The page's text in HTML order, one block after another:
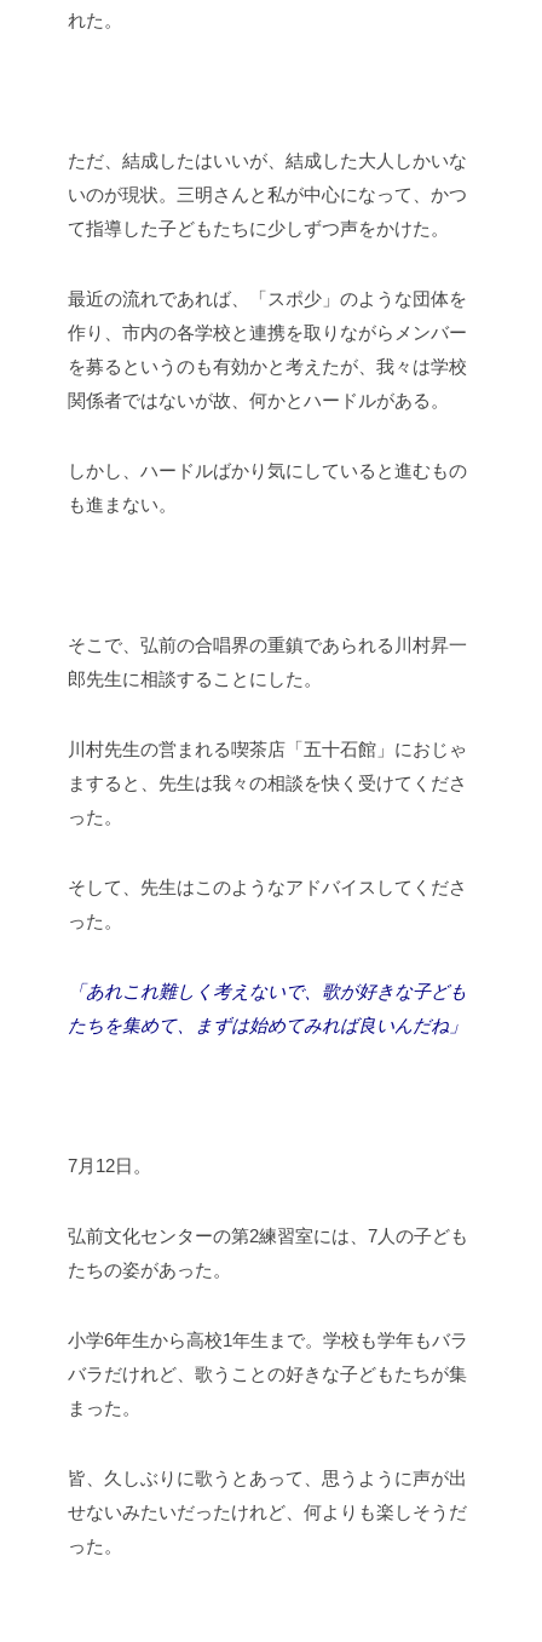
れた。
ただ、結成したはいいが、結成した大人しかいな
いのが現状。三明さんと私が中心になって、かつ
て指導した子どもたちに少しずつ声をかけた。
最近の流れであれば、「スポ少」のような団体を
作り、市内の各学校と連携を取りながらメンバー
を募るというのも有効かと考えたが、我々は学校
関係者ではないが故、何かとハードルがある。
しかし、ハードルばかり気にしていると進むもの
も進まない。
そこで、弘前の合唱界の重鎮であられる川村昇一
郎先生に相談することにした。
川村先生の営まれる喫茶店「五十石館」におじゃ
ますると、先生は我々の相談を快く受けてくださ
った。
そして、先生はこのようなアドバイスしてくださ
った。
「あれこれ難しく考えないで、歌が好きな子ども
たちを集めて、まずは始めてみれば良いんだね」
7月12日。
弘前文化センターの第2練習室には、7人の子ども
たちの姿があった。
小学6年生から高校1年生まで。学校も学年もバラ
バラだけれど、歌うことの好きな子どもたちが集
まった。
皆、久しぶりに歌うとあって、思うように声が出
せないみたいだったけれど、何よりも楽しそうだ
った。